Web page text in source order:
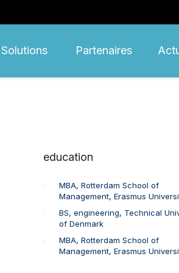
Solutions Partenaires
education
MBA, Rotterdam School of
Management, Erasmus
BS, engineering, Technical
of Denmark
MBA, Rotterdam School of
Management, Erasmus